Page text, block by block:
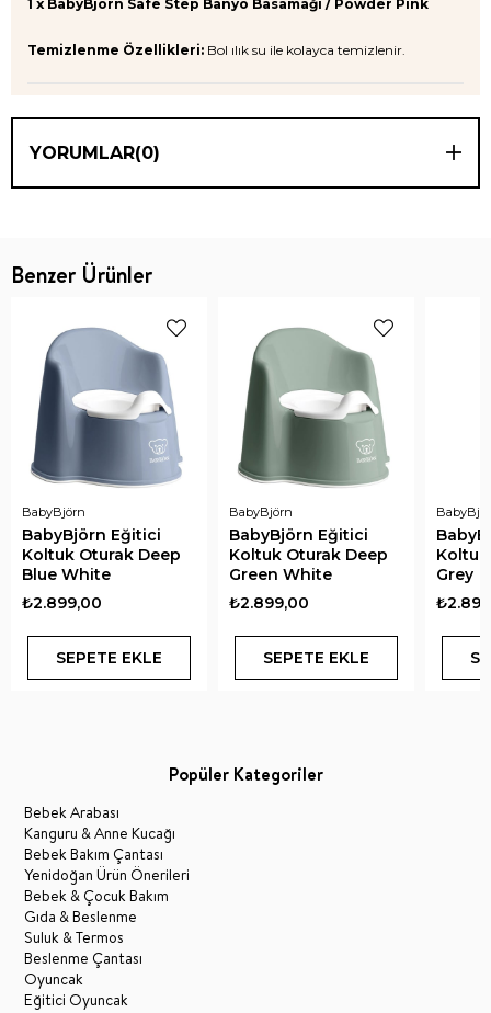
1 x BabyBjörn Safe Step Banyo Basamağı / Powder Pink
Temizlenme Özellikleri: Bol ılık su ile kolayca temizlenir.
YORUMLAR(0)
Benzer Ürünler
BabyBjörn
BabyBjörn Eğitici
Koltuk Oturak Deep
Blue White
₺2.899,00
SEPETE EKLE
BabyBjörn
BabyBjörn Eğitici
Koltuk Oturak Deep
Green White
₺2.899,00
SEPETE EKLE
Grey
Popüler Kategoriler
Bebek Arabası
Kanguru & Anne Kucağı
Bebek Bakım Çantası
Yenidoğan Ürün Önerileri
Bebek & Çocuk Bakım
Gıda & Beslenme
Suluk & Termos
Beslenme Çantası
Oyuncak
Eğitici Oyuncak